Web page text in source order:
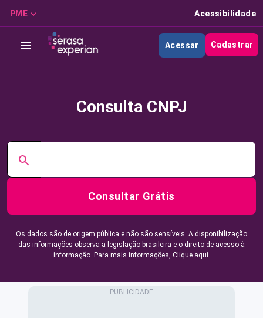
PME Acessibilidade
Acessar Cadastrar
Consulta CNPJ
Consultar Grátis
Os dados são de origem pública e não são sensíveis. A disponibilização
das informações observa a legislação brasileira e o direito de acesso à
informação. Para mais informações, Clique aqui.